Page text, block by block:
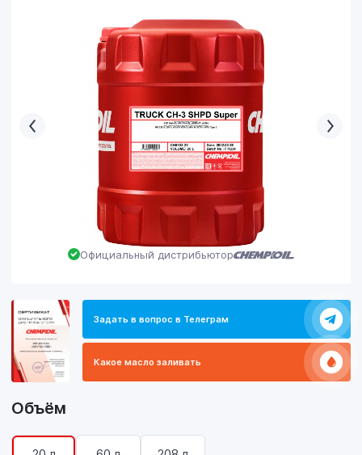
Официальный дистрибьютор
Задать в вопрос в Телеграм
Какое масло заливать
Объём